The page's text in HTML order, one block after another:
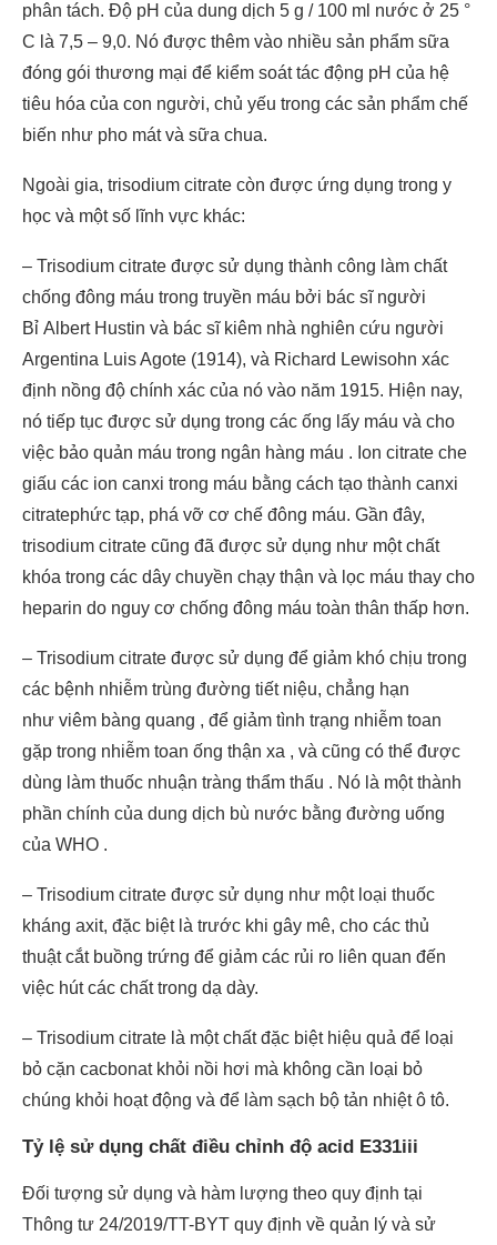
phân tách. Độ pH của dung dịch 5 g / 100 ml nước ở 25 °
C là 7,5 – 9,0. Nó được thêm vào nhiều sản phẩm sữa
đóng gói thương mại để kiểm soát tác động pH của hệ
tiêu hóa của con người, chủ yếu trong các sản phẩm chế
biến như pho mát và sữa chua.
Ngoài gia, trisodium citrate còn được ứng dụng trong y
học và một số lĩnh vực khác:
– Trisodium citrate được sử dụng thành công làm chất
chống đông máu trong truyền máu bởi bác sĩ người
Bỉ Albert Hustin và bác sĩ kiêm nhà nghiên cứu người
Argentina Luis Agote (1914), và Richard Lewisohn xác
định nồng độ chính xác của nó vào năm 1915. Hiện nay,
nó tiếp tục được sử dụng trong các ống lấy máu và cho
việc bảo quản máu trong ngân hàng máu . Ion citrate che
giấu các ion canxi trong máu bằng cách tạo thành canxi
citratephức tạp, phá vỡ cơ chế đông máu. Gần đây,
trisodium citrate cũng đã được sử dụng như một chất
khóa trong các dây chuyền chạy thận và lọc máu thay cho
heparin do nguy cơ chống đông máu toàn thân thấp hơn.
– Trisodium citrate được sử dụng để giảm khó chịu trong
các bệnh nhiễm trùng đường tiết niệu, chẳng hạn
như viêm bàng quang , để giảm tình trạng nhiễm toan
gặp trong nhiễm toan ống thận xa , và cũng có thể được
dùng làm thuốc nhuận tràng thẩm thấu . Nó là một thành
phần chính của dung dịch bù nước bằng đường uống
của WHO .
– Trisodium citrate được sử dụng như một loại thuốc
kháng axit, đặc biệt là trước khi gây mê, cho các thủ
thuật cắt buồng trứng để giảm các rủi ro liên quan đến
việc hút các chất trong dạ dày.
– Trisodium citrate là một chất đặc biệt hiệu quả để loại
bỏ cặn cacbonat khỏi nồi hơi mà không cần loại bỏ
chúng khỏi hoạt động và để làm sạch bộ tản nhiệt ô tô.
Tỷ lệ sử dụng chất điều chỉnh độ acid E331iii
Đối tượng sử dụng và hàm lượng theo quy định tại
Thông tư 24/2019/TT-BYT quy định về quản lý và sử